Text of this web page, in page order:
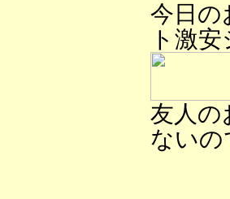
今日
ト激
友人の
ないの